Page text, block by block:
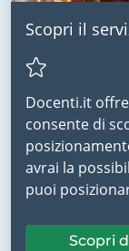
Scopri il
Docenti.it
consente di
avrai la
puoi
Scopri